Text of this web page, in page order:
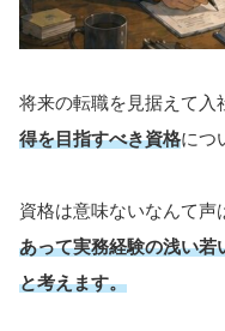
将来の転職を見据えて入
得を目指すべき資格につ
資格は意味ないなんて声
あって実務経験の浅い若
と考えます。